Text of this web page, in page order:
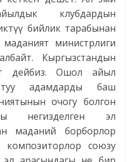
клубдардын
бийлик тарабынан
министрлиги
Кыргызстандын
дейбиз. Ошол айыл
адамдарды баш
очогу болгон
негизделген эл
маданий борборлор
союзу